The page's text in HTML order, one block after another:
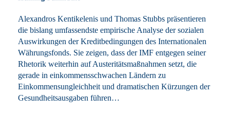
Alexandros Kentikelenis und Thomas Stubbs präsentieren
die bislang umfassendste empirische Analyse der sozialen
Auswirkungen der Kreditbedingungen des Internationalen
Währungsfonds. Sie zeigen, dass der IMF entgegen seiner
Rhetorik weiterhin auf Austeritätsmaßnahmen setzt, die
gerade in einkommensschwachen Ländern zu
Einkommensungleichheit und dramatischen Kürzungen der
Gesundheitsausgaben führen…